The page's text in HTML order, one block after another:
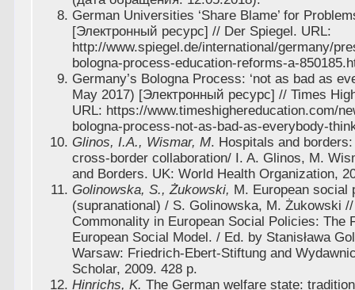
German Universities ‘Share Blame’ for
[Электронный ресурс] // Der Spiegel. URL:
http://www.spiegel.de/international/germany/
bologna-process-education-reforms-a-
Germany’s Bologna Process: ‘not as bad as
May 2017) [Электронный ресурс] // Times
URL: https://www.timeshighereducation.com/
bologna-process-not-as-bad-as-everybody-
Glinos, I.A., Wismar, M. Hospitals and
cross-border collaboration/ I. A. Glinos, M.
and Borders. UK: World Health Organization,
Golinowska, S., Żukowski, M. European social
(supranational) / S. Golinowska, M. Żukowski
Commonality in European Social Policies: The
European Social Model. / Ed. by Stanisława
Warsaw: Friedrich-Ebert-Stiftung and
Scholar, 2009. 428 p.
Hinrichs, K. The German welfare state: